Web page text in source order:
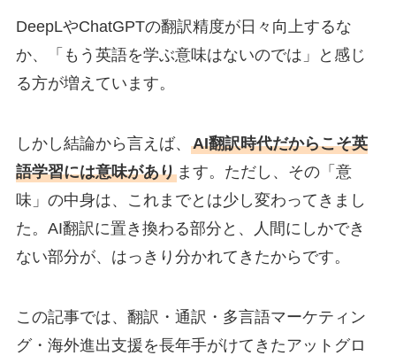
DeepLやChatGPTの翻訳精度が日々向上するな
か、「もう英語を学ぶ意味はないのでは」と感じ
る方が増えています。
しかし結論から言えば、 AI翻訳時代だからこそ英
語学習には意味があります。ただし、その「意
味」の中身は、これまでとは少し変わってきまし
た。AI翻訳に置き換わる部分と、人間にしかでき
ない部分が、はっきり分かれてきたからです。
この記事では、翻訳・通訳・多言語マーケティン
グ・海外進出支援を長年手がけてきたアットグロ